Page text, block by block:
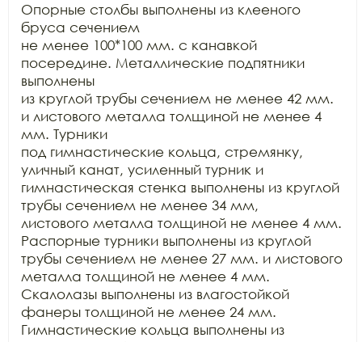
Опорные столбы выполнены из клееного
бруса сечением
не менее 100*100 мм. с канавкой
посередине. Металлические подпятники
выполнены
из круглой трубы сечением не менее 42 мм.
и листового металла толщиной не менее 4
мм. Турники
под гимнастические кольца, стремянку,
уличный канат, усиленный турник и
гимнастическая стенка выполнены из круглой
трубы сечением не менее 34 мм,
листового металла толщиной не менее 4 мм.
Распорные турники выполнены из круглой
трубы сечением не менее 27 мм. и листового
металла толщиной не менее 4 мм.
Скалолазы выполнены из влагостойкой
фанеры толщиной не менее 24 мм.
Гимнастические кольца выполнены из